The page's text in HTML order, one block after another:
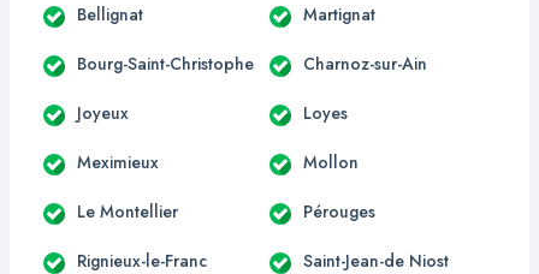
Bellignat Martignat
Bourg-Saint-Christophe Charnoz-sur-Ain
Joyeux Loyes
Meximieux Mollon
Le Montellier Pérouges
Rignieux-le-Franc Saint-Jean-de Niost